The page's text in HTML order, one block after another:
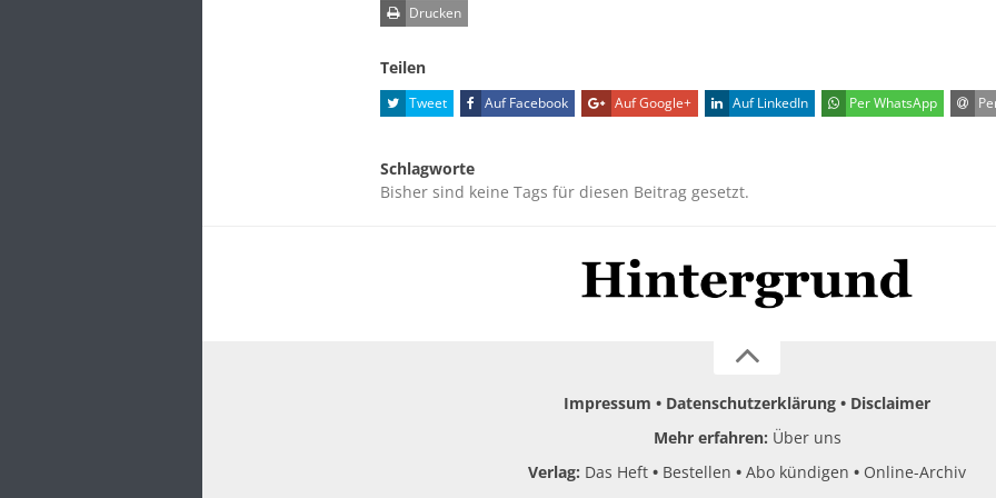
Drucken
Teilen
Tweet Auf Facebook Auf Google+ Auf LinkedIn Per WhatsApp
Schlagworte
Bisher sind keine Tags für diesen Beitrag gesetzt.
Impressum Datenschutzerklärung
Disclaimer
Mehr erfahren: Über uns
Verlag: Das Heft Bestellen Abo kündigen Online-Archiv